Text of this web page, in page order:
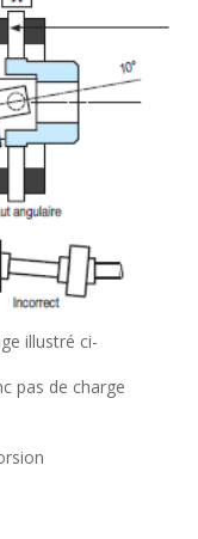
illustré ci-
pas de charge